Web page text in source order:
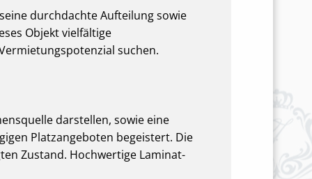
durchdachte Aufteilung sowie
Objekt vielfältige
suchen.
darstellen, sowie eine
Platzangeboten begeistert. Die
Zustand. Hochwertige Laminat-